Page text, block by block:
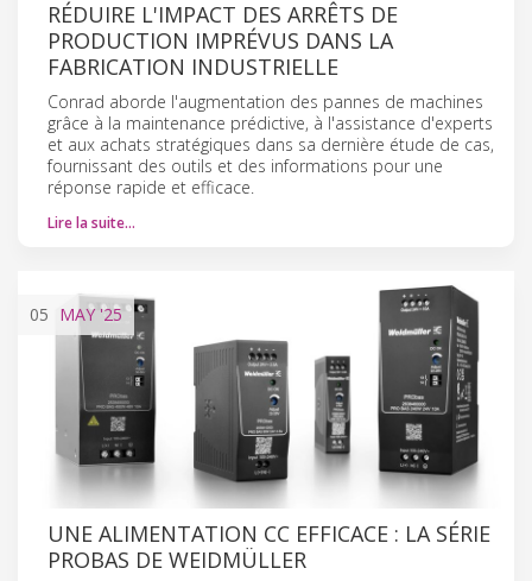
RÉDUIRE L'IMPACT DES ARRÊTS DE
PRODUCTION IMPRÉVUS DANS LA
FABRICATION INDUSTRIELLE
Conrad aborde l'augmentation des pannes de machines
grâce à la maintenance prédictive, à l'assistance d'experts
et aux achats stratégiques dans sa dernière étude de cas,
fournissant des outils et des informations pour une
réponse rapide et efficace.
Lire la suite…
05 MAY '25
UNE ALIMENTATION CC EFFICACE : LA SÉRIE
PROBAS DE WEIDMÜLLER